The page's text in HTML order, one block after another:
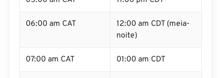
06:00 am CAT
12:00 am CDT (meia-
noite)
07:00 am CAT 01:00 am CDT